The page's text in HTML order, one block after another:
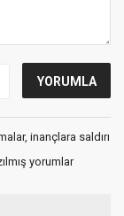
inançlara saldırı
yorumlar